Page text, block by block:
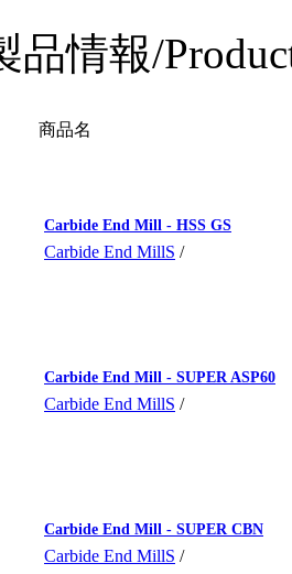
品情報/
商品名
Carbide End Mill - HSS GS
Carbide End MillS /
Carbide End Mill - SUPER ASP60
Carbide End MillS /
Carbide End Mill - SUPER CBN
Carbide End MillS /